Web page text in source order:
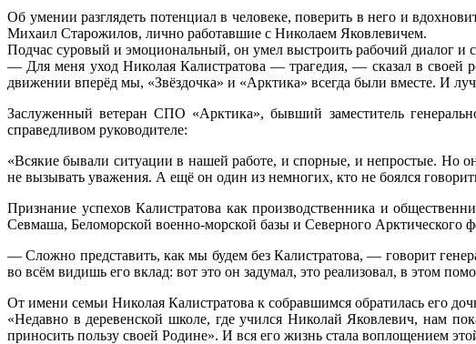
Об умении разглядеть потенциал в человеке, поверить в него и
Михаил Старожилов, лично работавшие с Николаем Яковлевичем.
Подчас суровый и эмоциональный, он умел выстроить рабочий диалог и
— Для меня уход Николая Калистратова — трагедия, — сказал в
движении вперёд мы, «Звёздочка» и «Арктика» всегда были вместе. И
Заслуженный ветеран СПО «Арктика», бывший заместитель
справедливом руководителе:
«Всякие бывали ситуации в нашей работе, и спорные, и непростые. Но
не вызывать уважения. А ещё он один из немногих, кто не боялся
Признание успехов Калистратова как производственника и
Севмаша, Беломорской военно-морской базы и Северного Арктического
— Сложно представить, как мы будем без Калистратова, — говорит
во всём видишь его вклад: вот это он задумал, это реализовал, в этом
От имени семьи Николая Калистратова к собравшимся обратилась его
«Недавно в деревенской школе, где учился Николай Яковлевич, нам
приносить пользу своей Родине». И вся его жизнь стала воплощением